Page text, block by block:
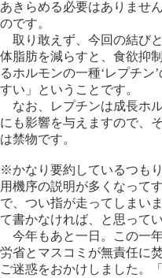
あきらめる必要はありませ
のです。
取り敢えず、今回の結び
体脂肪を減らすと、食欲抑
るホルモンの一種‘レプチン
すい」ということです。
なお、レプチンは成長ホ
にも影響を与えますので、
は禁物です。
※かなり要約しているつも
用機序の説明が多くなって
で、つい指が走ってしまい
て書かなければ、と思ってい
今年もあと一日。この一
労省とマスコミが無責任に
ご迷惑をおかけしました。